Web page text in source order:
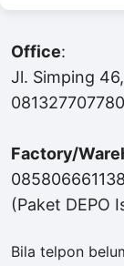
Office:
Jl. Simping
Factory/
085806661138
(Paket DEPO
Bila telpon